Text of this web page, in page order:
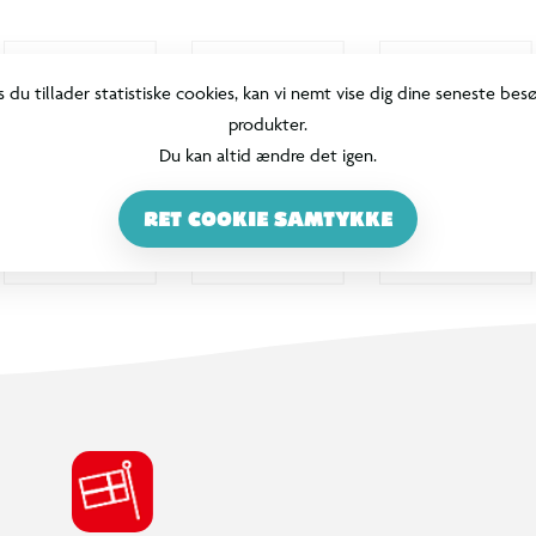
du tillader statistiske cookies, kan vi nemt vise dig dine seneste
produkter.
Du kan altid ændre det igen.
RET COOKIE SAMTYKKE